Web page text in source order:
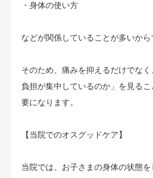
・身体の使い方
などが関係していることが多いから
そのため、痛みを抑えるだけでなく
負担が集中しているのか」を見る
要になります。
【当院でのオスグッドケア】
当院では、お子さまの身体の状態